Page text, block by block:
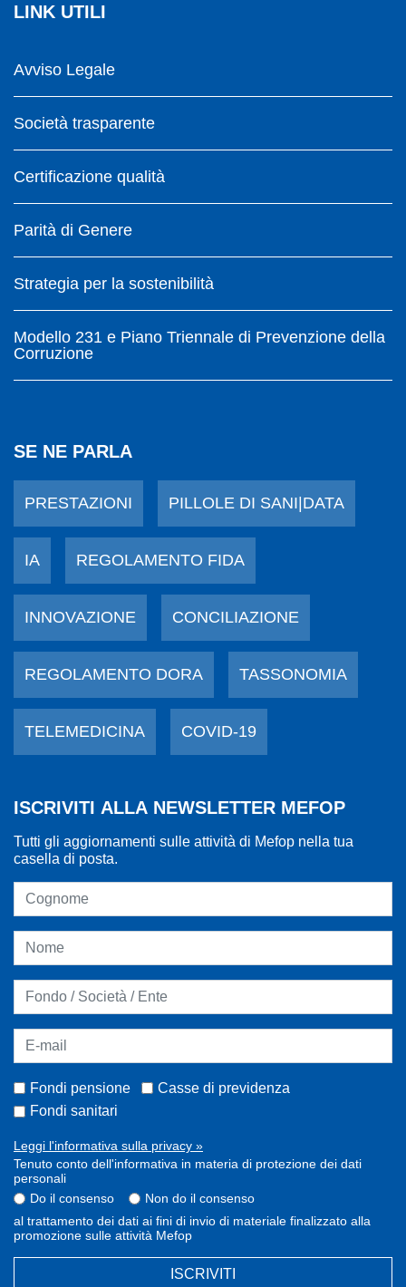
LINK UTILI
Avviso Legale
Società trasparente
Certificazione qualità
Parità di Genere
Strategia per la sostenibilità
Modello 231 e Piano Triennale di Prevenzione della
Corruzione
SE NE PARLA
PRESTAZIONI PILLOLE DI SANI|DATA
IA REGOLAMENTO FIDA
INNOVAZIONE CONCILIAZIONE
REGOLAMENTO DORA TASSONOMIA
TELEMEDICINA COVID-19
ISCRIVITI ALLA NEWSLETTER MEFOP
Tutti gli aggiornamenti sulle attività di Mefop nella tua
casella di posta.
Fondi pensione
Casse di previdenza
Fondi sanitari
Leggi l'informativa sulla privacy »
Tenuto conto dell'informativa in materia di protezione dei dati
personali
Do il consenso
Non do il consenso
al trattamento dei dati ai fini di invio di materiale finalizzato alla
promozione sulle attività Mefop
ISCRIVITI